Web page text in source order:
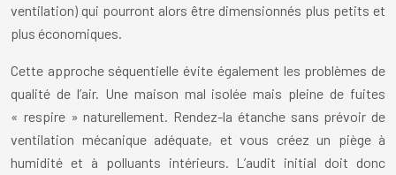
ventilation) qui pourront alors être dimensionnés plus petits et
plus économiques.
Cette approche séquentielle évite également les problèmes de
qualité de l’air. Une maison mal isolée mais pleine de fuites
« respire » naturellement. Rendez-la étanche sans prévoir de
ventilation mécanique adéquate, et vous créez un piège à
humidité et à polluants intérieurs. L’audit initial doit donc